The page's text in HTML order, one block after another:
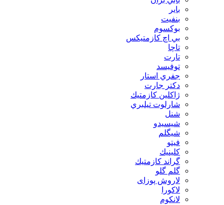
بایر
بنفيت
بوكسوم
بي اچ كازمتيكس
تاچا
تارت
توفيسد
جفري استار
دكتر جارت
ژاكلين كازمتيك
شارلوت تيلبري
شنل
شيسيدو
شیگلم
فيتو
كلينيك
گراند كازمتيك
گلم گلو
لاروش پوزای
لاكورا
لانكوم